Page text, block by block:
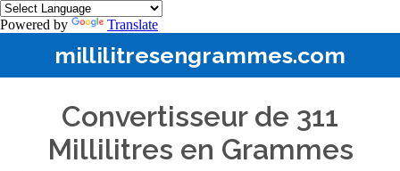
Powered by Translate
millilitresengrammes.com
Convertisseur de 311
Millilitres en Grammes